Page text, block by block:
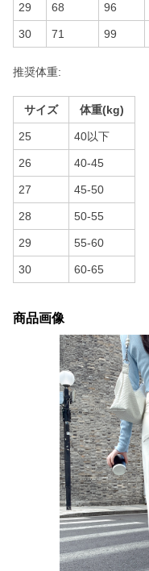
29 68 96
30 71 99
推奨体重:
サイズ 体重(kg)
25 40以下
26 40-45
27 45-50
28 50-55
29 55-60
30 60-65
商品画像